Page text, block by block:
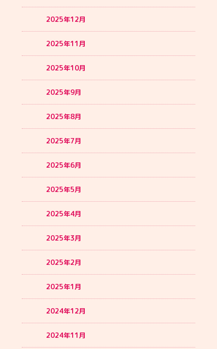
2025年12月
2025年11月
2025年10月
2025年9月
2025年8月
2025年7月
2025年6月
2025年5月
2025年4月
2025年3月
2025年2月
2025年1月
2024年12月
2024年11月